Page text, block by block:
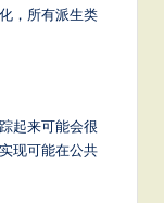
，所有派生类
起来可能会很
现可能在公共